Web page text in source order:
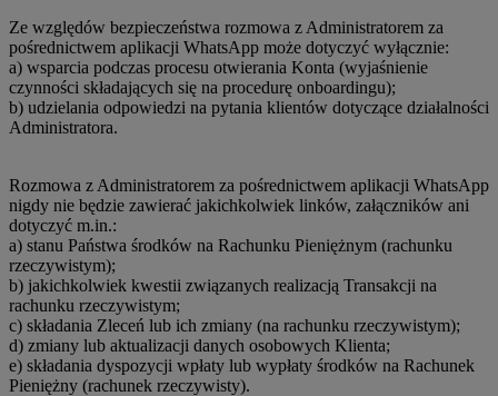
Ze względów bezpieczeństwa rozmowa z Administratorem za
pośrednictwem aplikacji WhatsApp może dotyczyć wyłącznie:
a) wsparcia podczas procesu otwierania Konta (wyjaśnienie
czynności składających się na procedurę onboardingu);
b) udzielania odpowiedzi na pytania klientów dotyczące działalności
Administratora.
Rozmowa z Administratorem za pośrednictwem aplikacji WhatsApp
nigdy nie będzie zawierać jakichkolwiek linków, załączników ani
dotyczyć m.in.:
a) stanu Państwa środków na Rachunku Pieniężnym (rachunku
rzeczywistym);
b) jakichkolwiek kwestii związanych realizacją Transakcji na
rachunku rzeczywistym;
c) składania Zleceń lub ich zmiany (na rachunku rzeczywistym);
d) zmiany lub aktualizacji danych osobowych Klienta;
e) składania dyspozycji wpłaty lub wypłaty środków na Rachunek
Pieniężny (rachunek rzeczywisty).